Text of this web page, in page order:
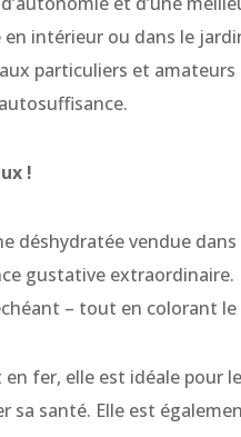
intérieur ou dans le
aux particuliers et
!
déshydratée vendue dans
gustative
– tout en colorant
fer, elle est idéale pour
sa santé. Elle est